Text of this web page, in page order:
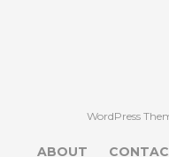
WordPress
ABOUT